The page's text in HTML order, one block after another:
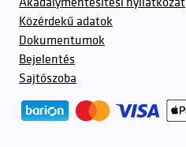
Közérdekű adatok
Dokumentumok
Bejelentés
Sajtószoba